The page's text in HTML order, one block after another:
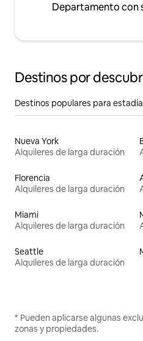
Departamento con
Destinos por
Destinos populares para
Nueva York
Alquileres de larga duración
Florencia
Alquileres de larga duración
Miami
Alquileres de larga duración
Seattle
Alquileres de larga duración
* Pueden aplicarse algunas
zonas y propiedades.